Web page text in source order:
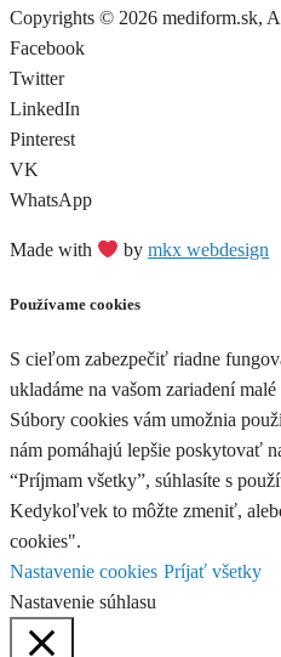
Copyrights © 2026 mediform.sk,
Facebook
Twitter
LinkedIn
Pinterest
VK
WhatsApp
Made with bymkx webdesign
Používame cookies
S cieľom zabezpečiť riadne
ukladáme na vašom zariadení
Súbory cookies vám umožnia
nám pomáhajú lepšie poskytovať
“Príjmam všetky”, súhlasíte s
Kedykoľvek to môžte zmeniť,
cookies".
Nastavenie cookies Príjať všetky
Nastavenie súhlasu